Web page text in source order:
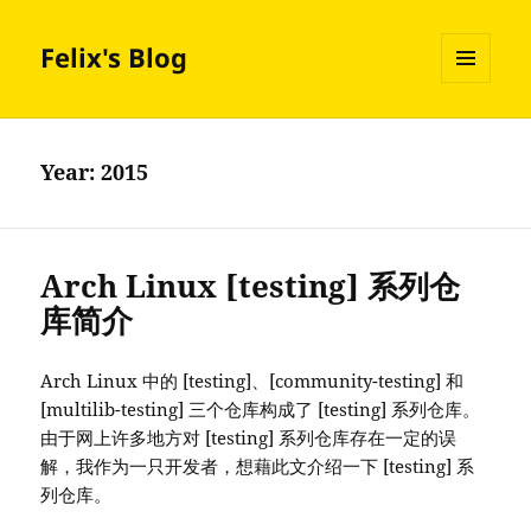
Felix's Blog
AND
Year:2015
Arch Linux [testing] 系列仓
库简介
Arch Linux 中的 [testing]、[community-testing] 和
[multilib-testing] 三个仓库构成了 [testing] 系列仓库。
由于网上许多地方对 [testing] 系列仓库存在一定的误
解，我作为一只开发者，想藉此文介绍一下 [testing] 系
列仓库。